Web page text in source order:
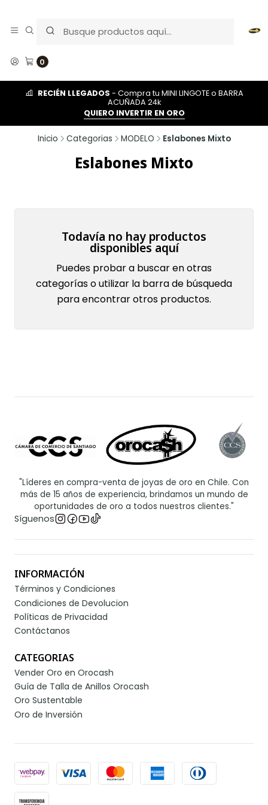
0
RECIÉN LLEGADOS - Compra tu MINI LINGOTE o BARRA
ACUÑADA 24k
QUIERO INVERTIR EN ORO
Inicio Categorias MODELO Eslabones Mixto
Eslabones Mixto
Todavía no hay productos
disponibles aquí
Puedes probar a buscar en otras
categorías o utilizar la barra de búsqueda
para encontrar otros productos.
"Líderes en compra-venta de joyas de oro en Chile. Con
más de 15 años de experiencia, brindamos un mundo de
oportunidades de oro a todos nuestros clientes."
Síguenos
INFORMACIÓN
Términos y Condiciones
Condiciones de Devolucion
Políticas de Privacidad
Contáctanos
CATEGORIAS
Vender Oro en Orocash
Guía de Talla de Anillos Orocash
Oro Sustentable
Oro de Inversión